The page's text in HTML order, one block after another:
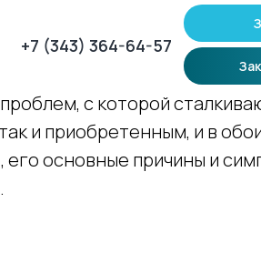
+7 (343) 364-64-57
с которой
и приобретенным, и в
основные причины и